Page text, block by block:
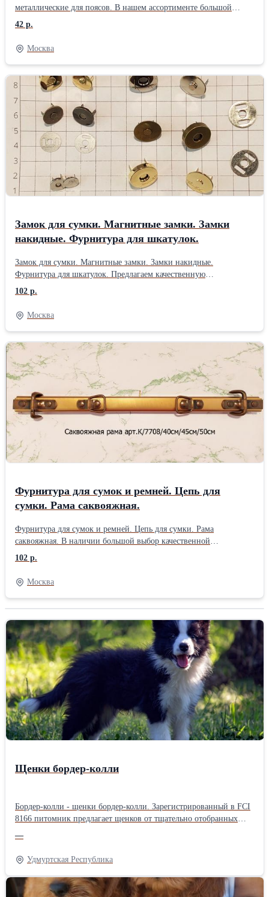
металлические для поясов. В нашем ассортименте большой
выбор металлических пряжек для одежды, поясов и сумок.
Размеры от 10мм до 80мм. Покрытия: никель, золото, старая
латунь, медь, старое серебро, черный никель. Можно подобрать
комплекты из пряжек одной формы но разных размеров. В
наличии есть модели, которые сняты с производства, по запросу
возможны значительные скидки от размещенного на сайте
прайс-листа. Продаем металлические сварные кольца для
слингов. Продажа мелким оптом и в розницу. Работаем с
юридическими и физическими лицами. Любые варианты
оплаты. Доставка ТК.
42 р.
Москва
Замок для сумки. Магнитные замки. Замки
накидные. Фурнитура для шкатулок.
Замок для сумки. Магнитные замки. Замки накидные.
Фурнитура для шкатулок. Предлагаем качественную
металлическую фурнитуру для производства кожгалантерейных
и текстильных изделий: карабины, цепи, винты для ремней и
каталогов, уголки, кольца сварные, разъемные и декоративные,
украшения для ремней и ошейников, замки сумочные,
портфельные, для шкатулок, пряжки декоративные и
классические, рамки, полукольца, люверсы, декоративные
цепочки, кольца-карабины, ручкодержатели, ключницы, уголки
для удостоверений и папок, полиграфические болты. Предлагаем
ручное оборудование (пресса и матрицы) для установки
люверсов, кнопок, хольнитенов. Продажа мелким оптом и в
розницу. Работаем с юридическими и физическими лицами.
Любые варианты оплаты. Доставка ТК.
102 р.
Москва
Фурнитура для сумок и ремней. Цепь для
сумки. Рама саквояжная.
Фурнитура для сумок и ремней. Цепь для сумки. Рама
саквояжная. В наличии большой выбор качественной
металлической фурнитуры для производства аксессуаров из
кожи и текстиля: цепочки декоративные, карабины, кольца,
украшения, замки сумочные, портфельные, для шкатулок,
пряжки декоративные и классические для одежды и джинсовых
ремней, рамки, люверсы, кольца-карабины, ручкодержатели,
пробойники) для установки люверсов, кнопок, хольнитенов.
Большой выбор декоративной фурнитуры для сценических
костюмов. Продажа мелким оптом и в розницу. Цепи продаются
метражом. Работаем с юридическими и физическими лицами.
Любые варианты оплаты. Доставка ТК.
102 р.
Москва
Щенки бордер-колли
Бордер-колли - щенки бордер-колли. Зарегистрированный в FCI
8166 питомник предлагает щенков от тщательно отобранных
инфекционных заболевания, а также другие необходимые
проверки здоровья. Наши собаки происходят из лучших
питомников мира: Clan-Abby, Bayshore, Nahrof, Maghera... они
отличаются высоким интеллектом, уравновешенным
темпераментом, исключительной красотой, привязанностью,
—
Удмуртская Республика